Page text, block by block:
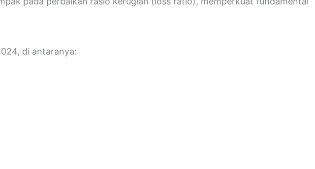
di antaranya: